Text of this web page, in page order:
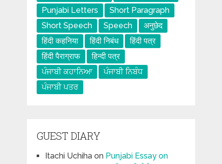
Punjabi Letters
Short Paragraph
Short Speech
Speech
अनुछेद
हिंदी कहनिया
हिंदी निबंध
हिंदी पत्र
हिंदी पैराग्राफ
हिन्दी पत्र
ਪੰਜਾਬੀ ਕਹਾਨਿਆ
ਪੰਜਾਬੀ ਨਿਬੰਧ
ਪੰਜਾਬੀ ਪਤਰ
GUEST DIARY
Itachi Uchihaon Punjabi Essay on